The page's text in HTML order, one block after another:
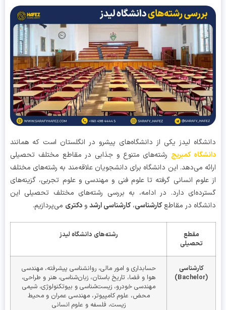
لیدز یکی از دانشگاه‌های پیشرو در انگلستان است که همانند
کمبریجرشته‌های متنوع و جذابی در مقاطع مختلف تحصیلی
می‌دهد. این دانشگاه برای دانشجویان علاقه‌مند به رشته‌های مختلف
انسانی گرفته تا علوم فنی و مهندسی و علوم تجربی، گزینه‌های
دارد. در ادامه، به بررسی رشته‌های مختلف تحصیلی این
در مقاطعکارشناسی،کارشناسی ارشدودکتری می‌پردازیم.
تحصیلی
رشته‌های دانشگاه لیدز
کارشناسی
حسابداری و امور مالی، روانشناسی پیشرفته، مهندسی
هوا و فضا، تاریخ باستان، زبان‌شناسی، هنر و طراحی،
مهندسی خودرو، زیست‌شناسی و بیوتکنولوژی، شیمی
محض، علوم کامپیوتر، مهندسی عمران و محیط
زیست، فلسفه و علوم انسانی